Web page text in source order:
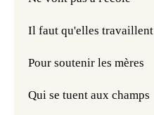
Il faut qu'elles travaillent
Pour soutenir les mères
Qui se tuent aux champs